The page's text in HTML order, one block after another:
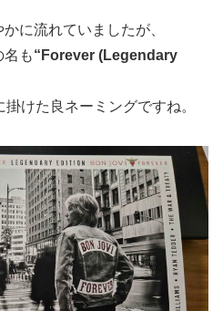
に流れていましたが、
名も“Forever (Legendary
掛けた良ネーミングですね。